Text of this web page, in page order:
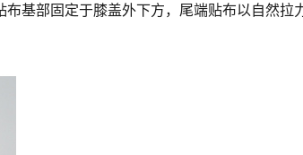
基部固定于膝盖外下方，尾端贴布以自然拉